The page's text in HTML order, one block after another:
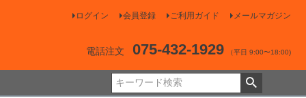
ログイン 会員登録 ご利用ガイド メールマガジン
電話注文 075-432-1929 （平日 9:00〜18:00)